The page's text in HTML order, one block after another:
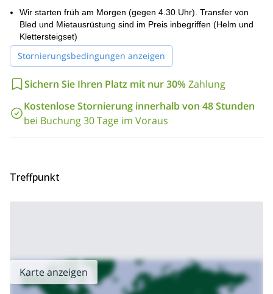
Sind Sie bereit für ein intensives Klettererlebnis am Triglav?
Senden Sie mir eine Anfrage, damit wir ein Datum für dieses
Abenteuer festlegen können!
Ich biete viele Bergprogramme in dieser Gegend an, wie
Mehrseillängen-Klettern auf der Cop-Pfeiler-Route
wünschen, kombinieren und einen Rabatt erhalten können.
Berges fragen, einschließlich Reiten, Mountainbiken,
Fallschirmspringen, Paragliding, Kajakfahren,
Wir starten früh am Morgen (gegen 4.30 Uhr). Transfer von
Bled und Mietausrüstung sind im Preis inbegriffen (Helm und
Klettersteigset)
Stornierungsbedingungen anzeigen
Sichern Sie Ihren Platz mit nur 30%Zahlung
Kostenlose Stornierung innerhalb von 48 Stunden
bei Buchung 30 Tage im Voraus
Treffpunkt
Karte anzeigen